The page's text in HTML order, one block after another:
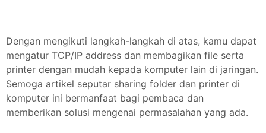
Dengan mengikuti langkah-langkah di atas, kamu dapat
mengatur TCP/IP address dan membagikan file serta
printer dengan mudah kepada komputer lain di jaringan.
Semoga artikel seputar sharing folder dan printer di
komputer ini bermanfaat bagi pembaca dan
memberikan solusi mengenai permasalahan yang ada.